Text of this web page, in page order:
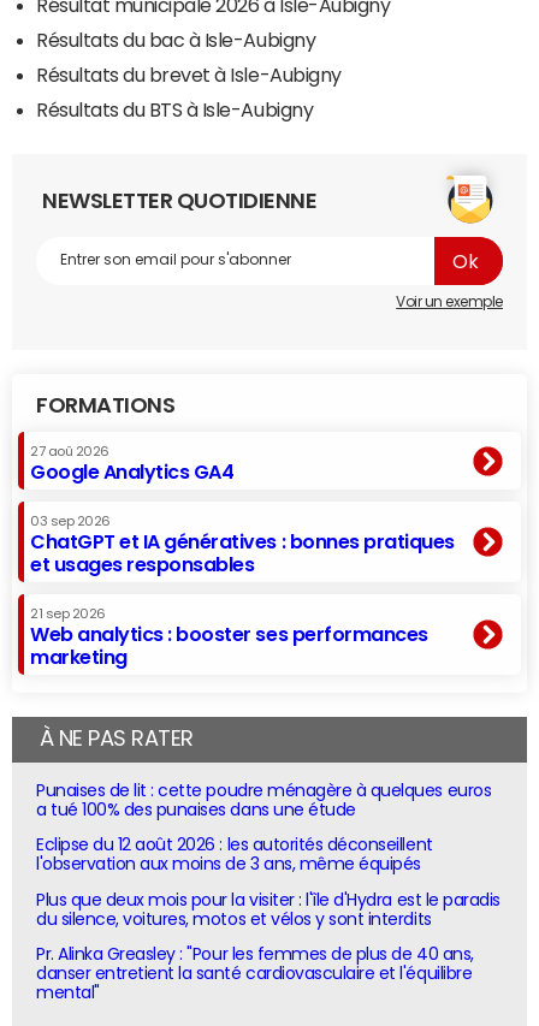
Résultat municipale 2026 à Isle-Aubigny
Résultats du bac à Isle-Aubigny
Résultats du brevet à Isle-Aubigny
Résultats du BTS à Isle-Aubigny
NEWSLETTER QUOTIDIENNE
Voir un exemple
FORMATIONS
27 aoû 2026
Google Analytics GA4
03 sep 2026
ChatGPT et IA génératives : bonnes pratiques
et usages responsables
21 sep 2026
Web analytics : booster ses performances
marketing
À NE PAS RATER
Punaises de lit : cette poudre ménagère à quelques euros
a tué 100% des punaises dans une étude
Eclipse du 12 août 2026 : les autorités déconseillent
l'observation aux moins de 3 ans, même équipés
Plus que deux mois pour la visiter : l'île d'Hydra est le paradis
du silence, voitures, motos et vélos y sont interdits
Pr. Alinka Greasley : "Pour les femmes de plus de 40 ans,
danser entretient la santé cardiovasculaire et l'équilibre
mental"